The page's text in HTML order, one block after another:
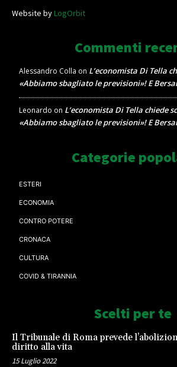
Website byLogOrbit
Commenti
Alessandro Colla on L’economista Di Tella
«Abbiamo sbagliato le previsioni»! E
Leonardo on L’economista Di Tella chiede
«Abbiamo sbagliato le previsioni»! E
Categorie
ESTERI
ECONOMIA
CONTRO POTERE
CRONACA
CULTURA
COVID & TIRANNIA
Scelti per te
Il Tribunale di Roma prevede
diritto alla vita
15 Luglio 2022